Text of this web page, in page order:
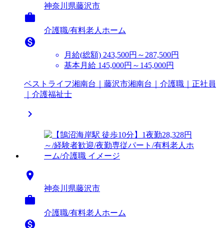
神奈川県藤沢市

介護職/有料老人ホーム

月給(総額) 243,500円～287,500円
基本月給 145,000円～145,000円
ベストライフ湘南台｜藤沢市湘南台｜介護職｜正社員
｜介護福祉士


神奈川県藤沢市

介護職/有料老人ホーム
